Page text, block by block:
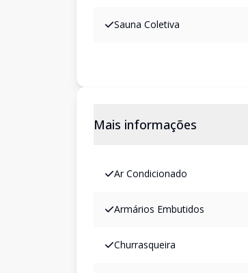
Sauna Coletiva
Mais informações
Ar Condicionado
Armários Embutidos
Churrasqueira